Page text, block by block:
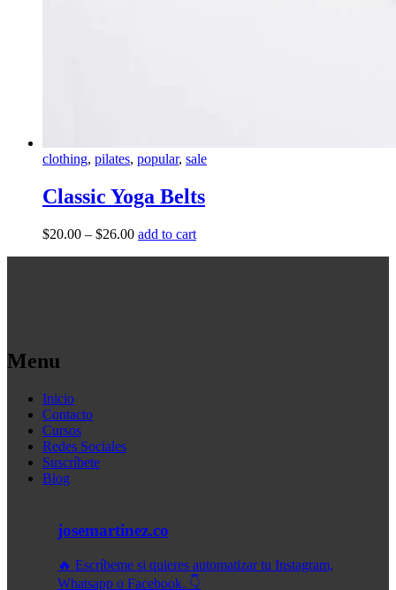
clothing, pilates, popular, sale
Classic Yoga Belts
$20.00 – $26.00 add to cart
Menu
Inicio
Contacto
Cursos
Redes Sociales
Suscríbete
Blog
josemartinez.co
🔥 Escríbeme si quieres automatizar tu Instagram,
Whatsapp o Facebook. 👇